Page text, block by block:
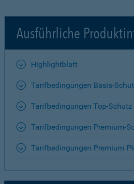
Ausführliche
Highlightblatt
Tarifbedingungen Basis-
Tarifbedingungen Top-Schutz
Tarifbedingungen Premium-
Tarifbedingungen Premium